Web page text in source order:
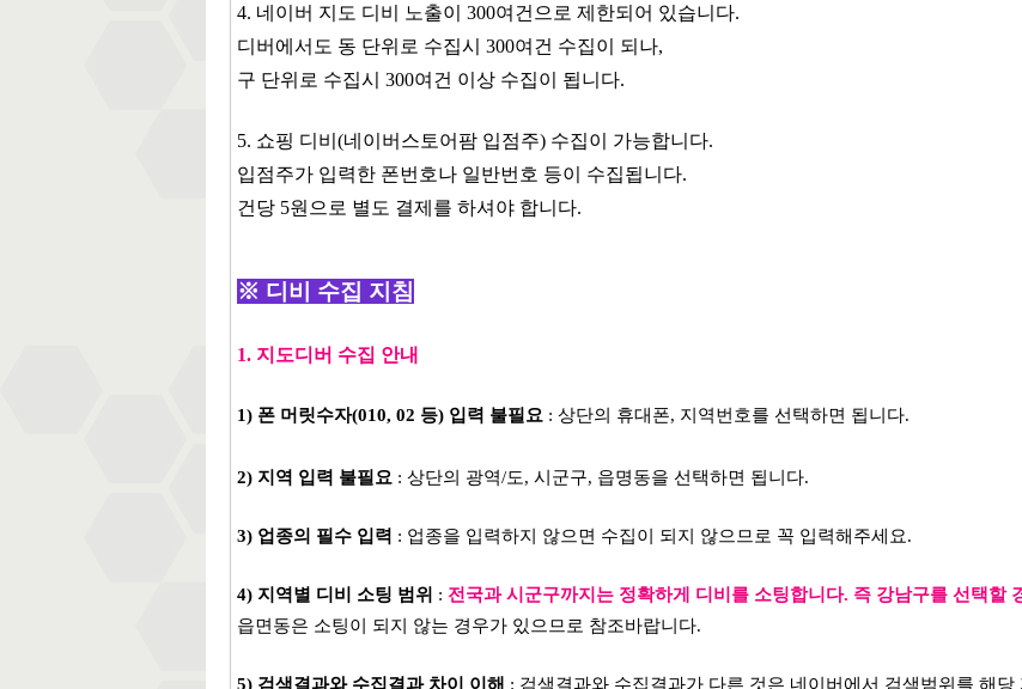
4. 네이버 지도 디비 노출이 300여건으로 제한되어 있습니다.
디버에서도 동 단위로 수집시 300여건 수집이 되나,
구 단위로 수집시 300여건 이상 수집이 됩니다.
5. 쇼핑 디비(네이버스토어팜 입점주) 수집이 가능합니다.
입점주가 입력한 폰번호나 일반번호 등이 수집됩니다.
건당 5원으로 별도 결제를 하셔야 합니다.
※ 디비 수집 지침
1. 지도디버 수집 안내
1) 폰 머릿수자(010, 02 등) 입력 불필요 : 상단의 휴대폰, 지역번호를 선택하면 됩니다.
2) 지역 입력 불필요 : 상단의 광역/도, 시군구, 읍명동을 선택하면 됩니다.
3) 업종의 필수 입력 : 업종을 입력하지 않으면 수집이 되지 않으므로 꼭 입력해주세요.
4) 지역별 디비 소팅 범위 : 전국과 시군구까지는 정확하게 디비를 소팅합니다. 즉 강남구를 선택할
읍면동은 소팅이 되지 않는 경우가 있으므로 참조바랍니다.
5) 검색결과와 수집결과 차이 이해 : 검색결과와 수집결과가 다른 것은 네이버에서 검색범위를 해당